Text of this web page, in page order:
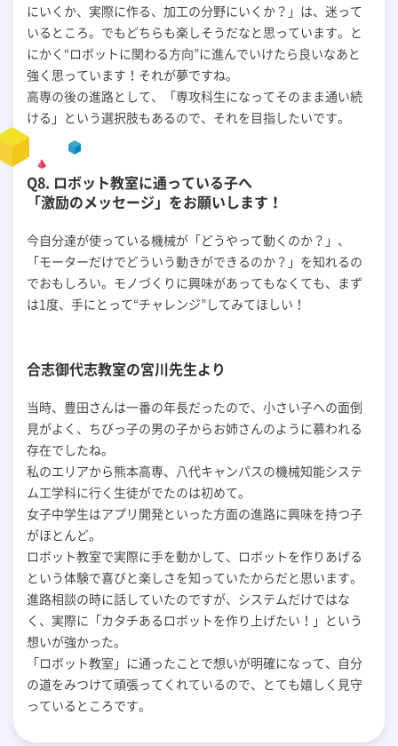
にいくか、実際に作る、加工の分野にいくか？」は、迷って
いるところ。でもどちらも楽しそうだなと思っています。と
にかく“ロボットに関わる方向”に進んでいけたら良いなあと
強く思っています！それが夢ですね。
高専の後の進路として、「専攻科生になってそのまま通い続
ける」という選択肢もあるので、それを目指したいです。
Q8. ロボット教室に通っている子へ
「激励のメッセージ」をお願いします！
今自分達が使っている機械が「どうやって動くのか？」、
「モーターだけでどういう動きができるのか？」を知れるの
でおもしろい。モノづくりに興味があってもなくても、まず
は1度、手にとって“チャレンジ”してみてほしい！
合志御代志教室の宮川先生より
当時、豊田さんは一番の年長だったので、小さい子への面倒
見がよく、ちびっ子の男の子からお姉さんのように慕われる
存在でしたね。
私のエリアから熊本高専、八代キャンパスの機械知能システ
ム工学科に行く生徒がでたのは初めて。
女子中学生はアプリ開発といった方面の進路に興味を持つ子
がほとんど。
ロボット教室で実際に手を動かして、ロボットを作りあげる
という体験で喜びと楽しさを知っていたからだと思います。
進路相談の時に話していたのですが、システムだけではな
く、実際に「カタチあるロボットを作り上げたい！」という
想いが強かった。
「ロボット教室」に通ったことで想いが明確になって、自分
の道をみつけて頑張ってくれているので、とても嬉しく見守
っているところです。